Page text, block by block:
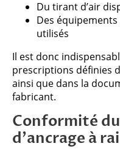
Du tirant d’air
Des
utilisés
Il est donc
prescriptions définies
ainsi que dans la
fabricant.
Conformité
d’ancrage à